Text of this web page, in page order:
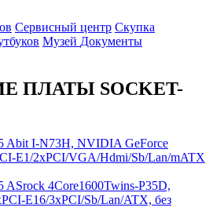
Сервисный центр Cкупка
Музей Документы
ПЛАТЫ SOCKET-
Abit I-N73H, NVIDIA GeForce
E1/2xPCI/VGA/Hdmi/Sb/Lan/mATX
ASrock 4Core1600Twins-P35D,
E16/3xPCI/Sb/Lan/ATX, без